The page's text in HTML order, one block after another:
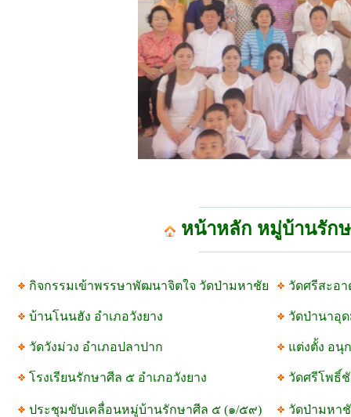
หน้าหลัก หมู่บ้านรัก
กิจกรรมเข้าพรรษาพัฒนาจิตใจ วัดป่ามหาชัย วัดศรีสะอ
บ้านโนนฮัง อำเภอวังยาง วัดป่านาอุ
วัดวังม่วง อำเภอปลาปาก แต่งตั้ง อนุ
โรงเรียนรักษาศีล ๕ อำเภอวังยาง วัดศรีโพธิ์
ประชุมขับเคลื่อนหมู่บ้านรักษาศีล ๕ (๑/๕๙) วัดป่ามหา